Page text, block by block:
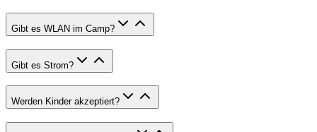
Gibt es WLAN im Camp?
Gibt es Strom?
Werden Kinder akzeptiert?